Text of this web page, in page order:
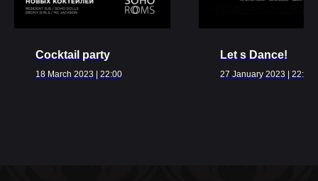
Cocktail party
18 March 2023 | 22:00
Let s Dance!
27 January 2023 | 22:00
ВСЕ МЕРОПРИЯТИЯ